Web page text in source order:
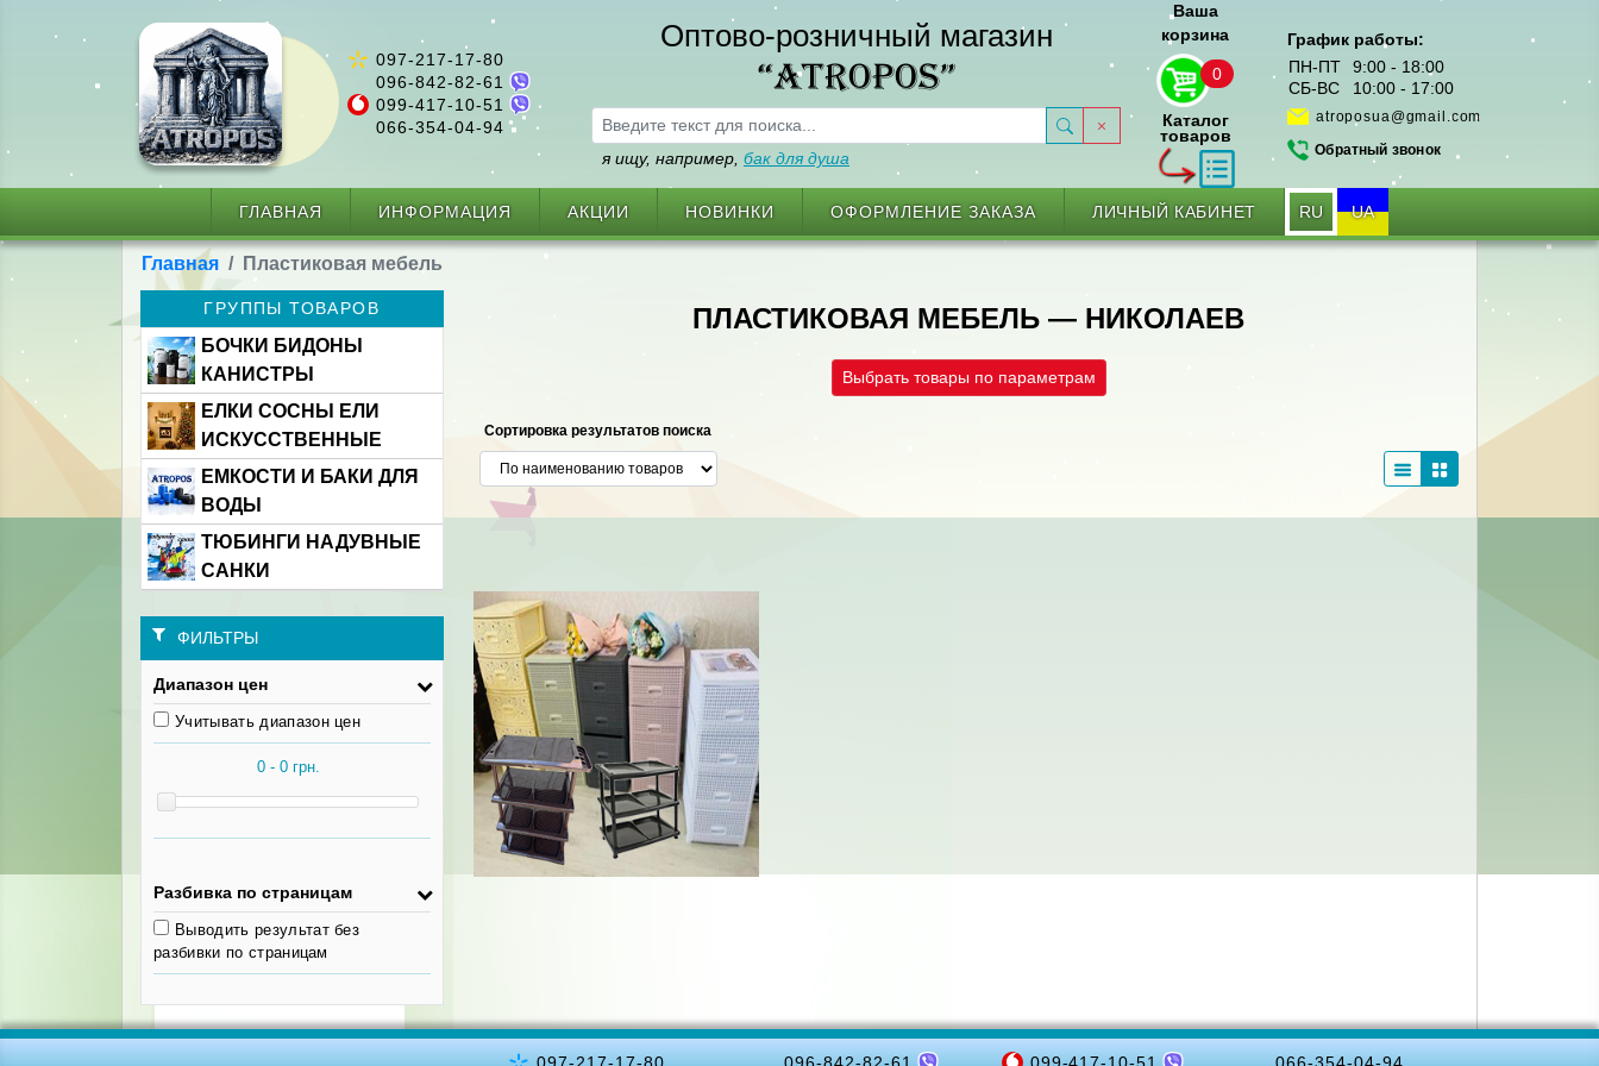
097-217-17-80
096-842-82-61
099-417-10-51
066-354-04-94
Оптово-розничный магазин
“ATROPOS”
я ищу, например, бак для душа
Ваша
корзина
0
Каталог
товаров
График работы:
ПН-ПТ
9:00 - 18:00
СБ-ВС
10:00 - 17:00
atroposua@gmail.com
Обратный звонок
ГЛАВНАЯ ИНФОРМАЦИЯ АКЦИИ НОВИНКИ ОФОРМЛЕНИЕ ЗАКАЗА ЛИЧНЫЙ КАБИНЕТ RU UA
Главная Пластиковая мебель
ГРУППЫ ТОВАРОВ
БОЧКИ БИДОНЫ
КАНИСТРЫ
ЕЛКИ СОСНЫ ЕЛИ
ИСКУССТВЕННЫЕ
ЕМКОСТИ И БАКИ ДЛЯ
ВОДЫ
ТЮБИНГИ НАДУВНЫЕ
САНКИ
ФИЛЬТРЫ
Диапазон цен
Учитывать диапазон цен
Разбивка по страницам
Выводить результат без
разбивки по страницам
ПЛАСТИКОВАЯ МЕБЕЛЬ — НИКОЛАЕВ
Выбрать товары по параметрам
Сортировка результатов поиска